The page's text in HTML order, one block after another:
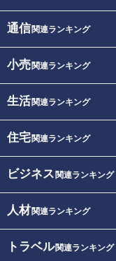
通信関連ランキング
小売関連ランキング
生活関連ランキング
住宅関連ランキング
ビジネス 関連ランキング
人材関連ランキング
トラベル関連ランキング